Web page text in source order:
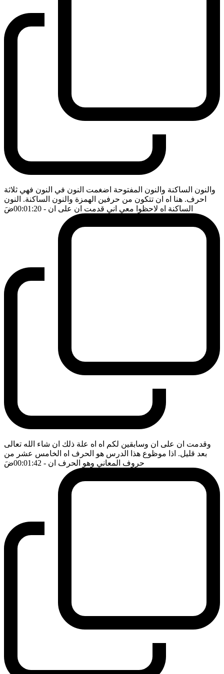
والنون الساكنة والنون المفتوحة اضغمت النون في النون فهي ثلاثة
احرف. هنا اه ان تتكون من حرفين الهمزة والنون الساكنة. النون
الساكنة اه لاحظوا معي اني قدمت ان على ان - 00:01:20 ضَ
وقدمت ان على ان وسابقين لكم اه اه علة ذلك ان شاء الله تعالى
بعد قليل. اذا موظوع هذا الدرس هو الحرف اه الخامس عشر من
حروف المعاني وهو الحرف ان - 00:01:42 ضَ